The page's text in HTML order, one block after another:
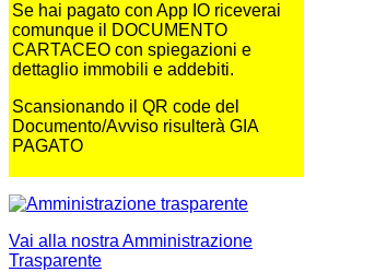
Se hai pagato con App IO riceverai
comunque il DOCUMENTO
CARTACEO con spiegazioni e
dettaglio immobili e addebiti.
Scansionando il QR code del
Documento/Avviso risulterà GIA
PAGATO
Vai alla nostra Amministrazione
Trasparente